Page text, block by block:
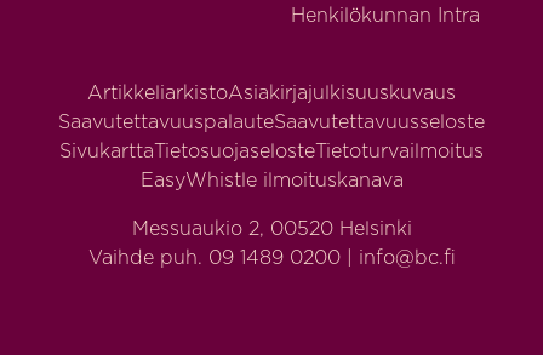
Henkilökunnan Intra
ArtikkeliarkistoAsiakirjajulkisuuskuvaus
SaavutettavuuspalauteSaavutettavuusseloste
SivukarttaTietosuojaselosteTietoturvailmoitus
EasyWhistle ilmoituskanava
Messuaukio 2, 00520 Helsinki
Vaihde puh. 09 1489 0200 | info@bc.fi